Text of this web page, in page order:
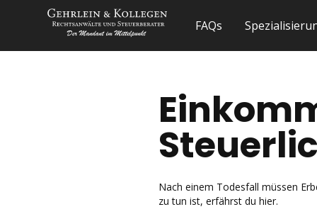
FAQs
Nach einem Todesfall müssen
zu tun ist, erfährst du hier.